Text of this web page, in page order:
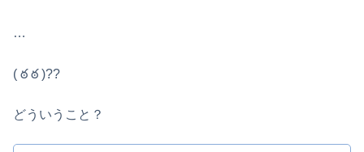
…
( ఠ ఠ )??
どういうこと？